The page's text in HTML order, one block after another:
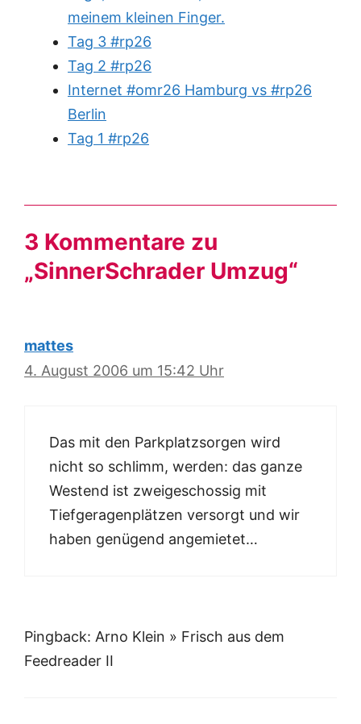
meinem kleinen Finger.
Tag 3 #rp26
Tag 2 #rp26
Internet #omr26 Hamburg vs #rp26
Berlin
Tag 1 #rp26
3 Kommentare zu
„SinnerSchrader Umzug“
mattes
4. August 2006 um 15:42 Uhr
Das mit den Parkplatzsorgen wird
nicht so schlimm, werden: das ganze
Westend ist zweigeschossig mit
Tiefgeragenplätzen versorgt und wir
haben genügend angemietet…
Pingback: Arno Klein » Frisch aus dem
Feedreader II